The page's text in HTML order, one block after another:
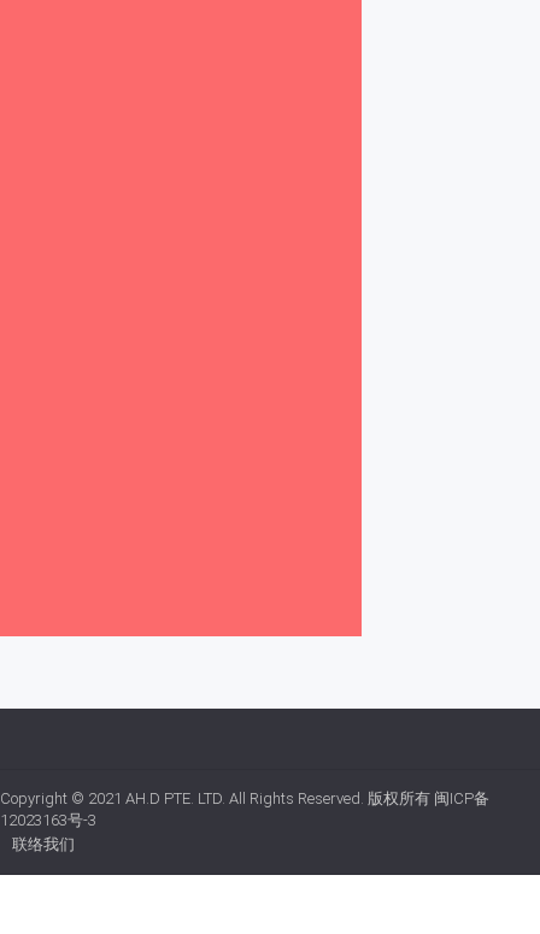
Copyright © 2021 AH.D PTE. LTD. All Rights Reserved. 版权所有 闽ICP备
12023163号-3
联络我们